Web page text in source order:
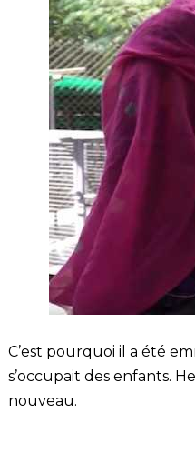
C’est pourquoi il a été
s’occupait des enfants.
nouveau.